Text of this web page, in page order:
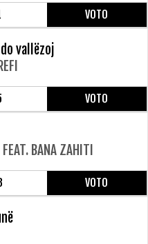
VOTO
vallëzoj
VOTO
BANA ZAHITI
VOTO